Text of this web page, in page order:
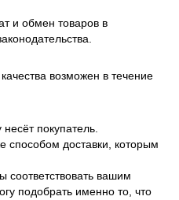
и обмен товаров в
возможен в течение
покупатель.
способом доставки, которым
соответствовать вашим
подобрать именно то, что